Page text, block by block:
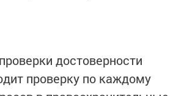
достоверности
проверку по каждому